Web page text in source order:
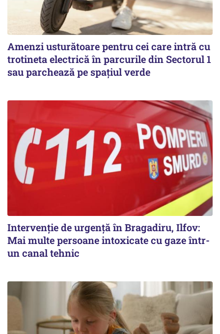
Amenzi usturătoare pentru cei care intră cu
trotineta electrică în parcurile din Sectorul 1
sau parchează pe spațiul verde
Intervenție de urgență în Bragadiru, Ilfov:
Mai multe persoane intoxicate cu gaze într-
un canal tehnic